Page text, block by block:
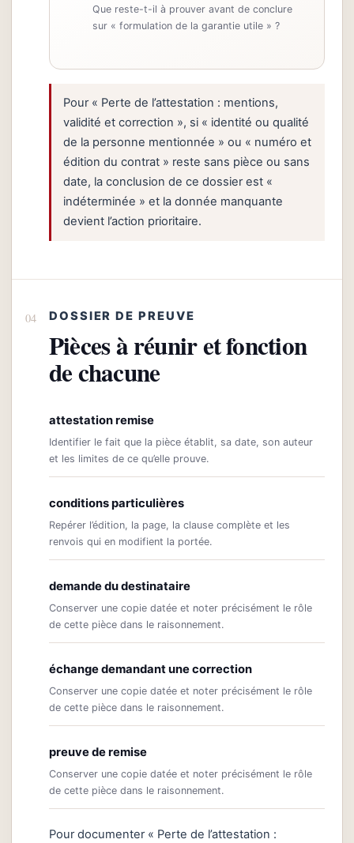
Que reste-t-il à prouver avant de conclure
sur « formulation de la garantie utile » ?
Pour « Perte de l’attestation : mentions,
validité et correction », si « identité ou qualité
de la personne mentionnée » ou « numéro et
édition du contrat » reste sans pièce ou sans
date, la conclusion de ce dossier est «
indéterminée » et la donnée manquante
devient l’action prioritaire.
DOSSIER DE PREUVE
Pièces à réunir et fonction
de chacune
attestation remise
Identifier le fait que la pièce établit, sa date, son auteur
et les limites de ce qu’elle prouve.
conditions particulières
Repérer l’édition, la page, la clause complète et les
renvois qui en modifient la portée.
demande du destinataire
Conserver une copie datée et noter précisément le rôle
de cette pièce dans le raisonnement.
échange demandant une correction
Conserver une copie datée et noter précisément le rôle
de cette pièce dans le raisonnement.
preuve de remise
Conserver une copie datée et noter précisément le rôle
de cette pièce dans le raisonnement.
Pour documenter « Perte de l’attestation :